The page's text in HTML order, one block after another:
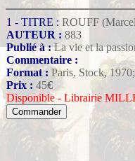
1 - TITRE : ROUFF
AUTEUR : 883
Publié à :La vie et la
Commentaire :
Format : Paris, Stock, 1970;
Prix : 45€
Disponible - Librairie